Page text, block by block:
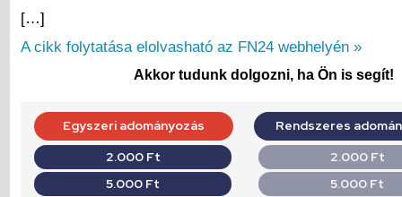
[…]
A cikk folytatása elolvasható az FN24 webhelyén »
Akkor tudunk dolgozni, ha Ön is segít!